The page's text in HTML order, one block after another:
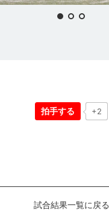
拍手する +2
試合結果一覧に戻る